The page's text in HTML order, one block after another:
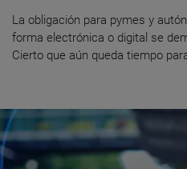
La obligación para pymes y
forma electrónica o digital se
Cierto que aún queda tiempo